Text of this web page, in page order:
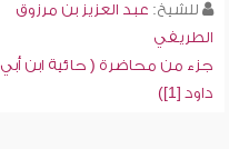
للشيخ: عبد العزيز بن مرزوق
الطريفي
جزء من محاضرة ( حائية ابن أبي
داود [1])